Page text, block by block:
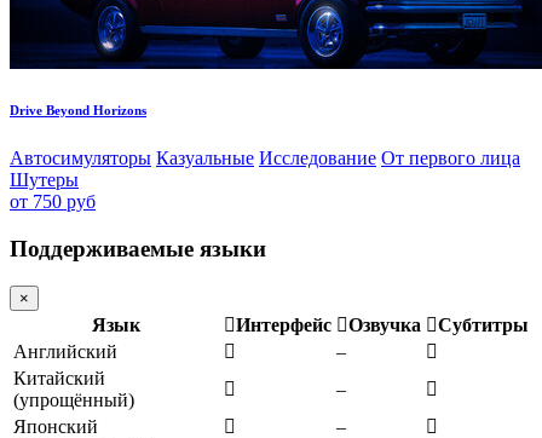
Drive Beyond Horizons
Автосимуляторы Казуальные Исследование От первого лица
Шутеры
от 750 руб
Поддерживаемые языки
×
Язык Интерфейс Озвучка
Субтитры
Английский
–
Китайский
(упрощённый)
–
Японский
–